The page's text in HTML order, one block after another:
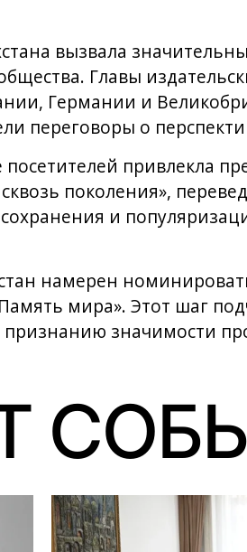
вызвала
Главы
Германии и
переговоры о
привлекла
поколения»,
и
намерен
мира». Этот шаг
значимости